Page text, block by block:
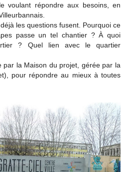
voulant répondre aux besoins, en
les questions fusent. Pourquoi ce
passe un tel chantier ? À quoi
? Quel lien avec le quartier
par la Maison du projet, gérée par la
pour répondre au mieux à toutes